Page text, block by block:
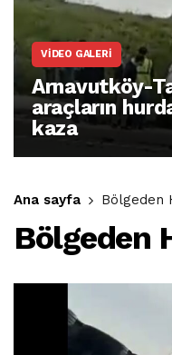
VIDEO GALERI
Arnavutköy-
araçların
kaza
Ana sayfa Bölgeden
Bölgeden